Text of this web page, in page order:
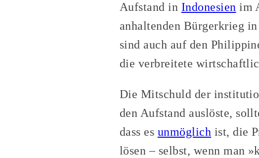
Aufstand in Indonesien im
anhaltenden Bürgerkrieg
sind auch auf den
die verbreitete
Die Mitschuld der
den Aufstand auslöste,
dass es unmöglich ist, die
lösen – selbst, wenn man